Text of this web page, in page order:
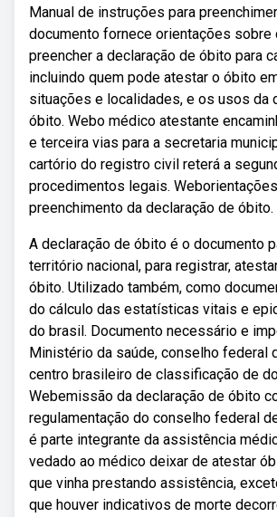
Manual de instruções para
documento fornece orientações sobre
preencher a declaração de óbito para
incluindo quem pode atestar o óbito
situações e localidades, e os usos da
óbito. Webo médico atestante
e terceira vias para a secretaria
cartório do registro civil reterá a
procedimentos legais.
preenchimento da declaração de óbito.
A declaração de óbito é o documento
território nacional, para registrar,
óbito. Utilizado também, como
do cálculo das estatísticas vitais e
do brasil. Documento necessário e
Ministério da saúde, conselho federal
centro brasileiro de classificação de
Webemissão da declaração de óbito
regulamentação do conselho federal
é parte integrante da assistência
vedado ao médico deixar de atestar
que vinha prestando assistência,
que houver indicativos de morte